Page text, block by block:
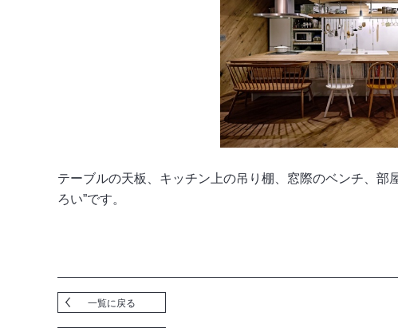
テーブルの天板、キッチン上の吊り棚、窓際のベンチ、
ろい”です。
一覧に戻る